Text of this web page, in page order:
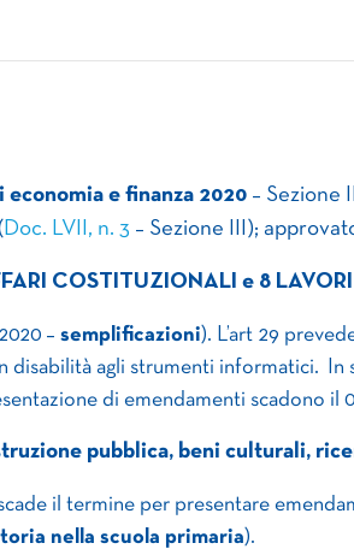
economia e finanza 2020 – Sezione
Doc. LVII, n. 3 – Sezione III);
COSTITUZIONALI e 8 LAVORI
– semplificazioni). L’art 29
disabilità agli strumenti informatici. In
di emendamenti scadono il
pubblica, beni culturali,
il termine per presentare
nella scuola primaria).